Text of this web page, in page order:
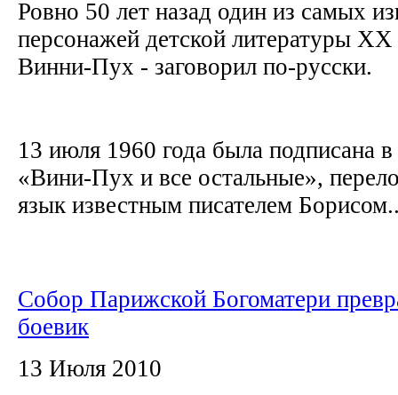
Ровно 50 лет назад один из самых
персонажей детской литературы
Винни-Пух - заговорил по-русски.
13 июля 1960 года была подписана в
«Вини-Пух и все остальные»,
язык известным писателем
Собор Парижской Богоматери
боевик
13 Июля 2010